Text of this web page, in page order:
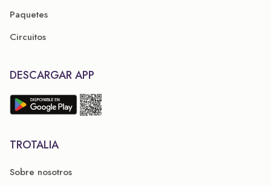
Paquetes
Circuitos
DESCARGAR APP
TROTALIA
Sobre nosotros